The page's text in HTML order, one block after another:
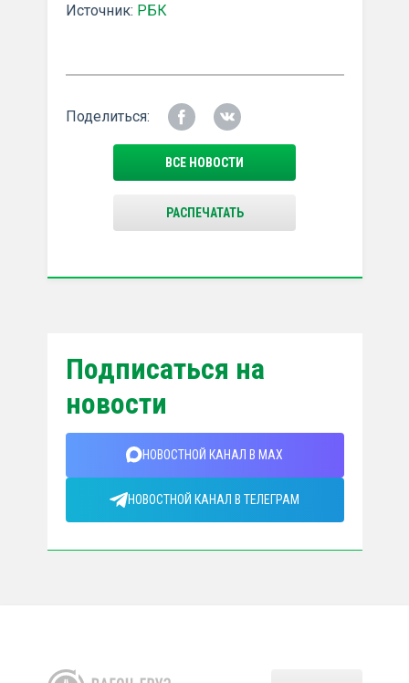
Источник: РБК
Поделиться:
ВСЕ НОВОСТИ
РАСПЕЧАТАТЬ
Подписаться на
новости
НОВОСТНОЙ КАНАЛ В MAX
НОВОСТНОЙ КАНАЛ В ТЕЛЕГРАМ